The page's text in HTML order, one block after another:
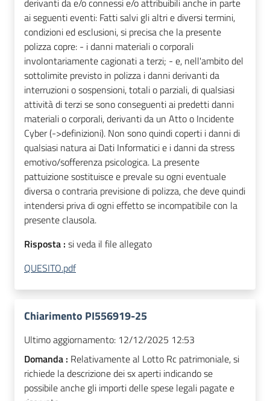
ai seguenti eventi: Fatti salvi gli altri e diversi termini,
condizioni ed esclusioni, si precisa che la presente
polizza copre: - i danni materiali o corporali
involontariamente cagionati a terzi; - e, nell'ambito del
sottolimite previsto in polizza i danni derivanti da
interruzioni o sospensioni, totali o parziali, di qualsiasi
attività di terzi se sono conseguenti ai predetti danni
materiali o corporali, derivanti da un Atto o Incidente
Cyber (->definizioni). Non sono quindi coperti i danni di
qualsiasi natura ai Dati Informatici e i danni da stress
emotivo/sofferenza psicologica. La presente
pattuizione sostituisce e prevale su ogni eventuale
diversa o contraria previsione di polizza, che deve quindi
intendersi priva di ogni effetto se incompatibile con la
presente clausola.
Risposta : si veda il file allegato
QUESITO.pdf
Chiarimento PI556919-25
Ultimo aggiornamento: 12/12/2025 12:53
Domanda : Relativamente al Lotto Rc patrimoniale, si
richiede la descrizione dei sx aperti indicando se
possibile anche gli importi delle spese legali pagate e